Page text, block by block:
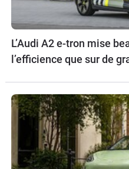
L’Audi A2 e-tron mise
l’efficience que sur de